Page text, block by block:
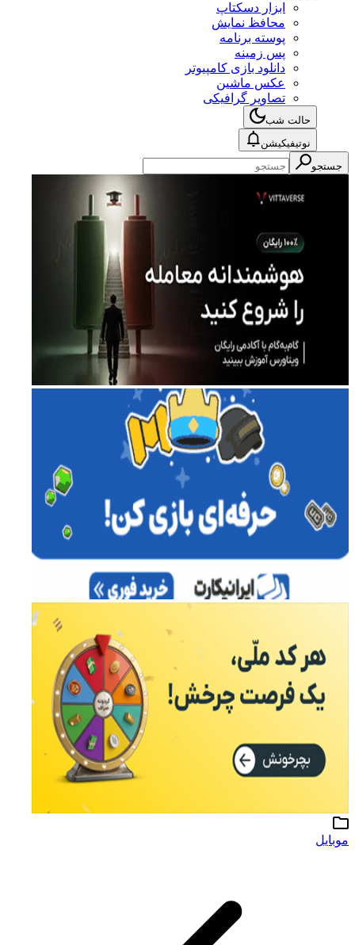
ابزار دسکتاپ
محافظ نمایش
پوسته برنامه
پس زمینه
دانلود بازی کامپیوتر
عکس ماشین
تصاویر گرافیکی
حالت شب
نوتیفیکیشن
جستجو
موبایل